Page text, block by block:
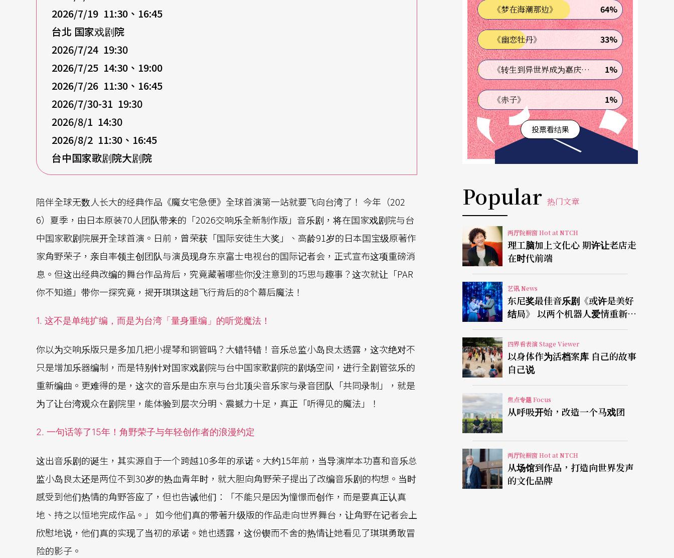
2026/7/19 11:30、16:45
台北 国家戏剧院
2026/7/24 19:30
2026/7/25 14:30、19:00
2026/7/26 11:30、16:45
2026/7/30-31 19:30
2026/8/1 14:30
2026/8/2 11:30、16:45
台中国家歌剧院大剧院
陪伴全球无数人长大的经典作品《魔女宅急便》全球首演第一站就要飞向台湾了！ 今年（202
6）夏季，由日本原装70人团队带来的「2026交响乐全新制作版」音乐剧，将在国家戏剧院与台
中国家歌剧院展开全球首演。日前，曾荣获「国际安徒生大奖」、高龄91岁的日本国宝级原著作
家角野荣子，亲自率领主创团队与演员现身东京富士电视台的国际记者会，正式宣布这项重磅消
息。但这出经典改编的舞台作品背后，究竟藏著哪些你没注意到的巧思与趣事？这次就让「PAR
你不知道」带你一探究竟，揭开琪琪这趟飞行背后的8个幕后魔法！
1. 这不是单纯扩编，而是为台湾「量身重编」的听觉魔法！
你以为交响乐版只是多加几把小提琴和铜管吗？大错特错！音乐总监小岛良太透露，这次绝对不
只是增加乐器编制，而是特别针对国家戏剧院与台中国家歌剧院的剧场空间，进行全剧管弦乐的
重新编曲。更难得的是，这次的音乐是由东京与台北顶尖音乐家与录音团队「共同录制」，就是
为了让台湾观众在剧院里，能体验到层次分明、震撼力十足，真正「听得见的魔法」！
2. 一句话等了15年！角野荣子与年轻创作者的浪漫约定
这出音乐剧的诞生，其实源自于一个跨越10多年的承诺。大约15年前，当导演岸本功喜和音乐总
监小岛良太还是两位不到30岁的热血青年时，就大胆向角野荣子提出了改编音乐剧的构想。当时
感受到他们热情的角野答应了，但也告诫他们：「不能只是因为憧憬而创作，而是要真正认真
地、持之以恒地完成作品。」 如今他们真的带著升级版的作品走向世界舞台，让角野在记者会上
欣慰地说，他们真的实现了当初的承诺。她也透露，这份锲而不舍的热情让她看见了琪琪勇敢冒
险的影子。
《梦在海潮那边》 64%
《幽恋牡丹》 33%
《转生到异世界成为嘉庆君—发现我的祖先是诈骗集团!?》 1%
《赤子》 1%
投票看结果
Popular 热门文章
两厅院橱窗 Hot at NTCH
理工脑加上文化心 期许让老店走
在时代前端
艺讯 News
东尼奖最佳音乐剧《或许是美好
结局》 以两个机器人爱情重新凝
视有限人生
四界看表演 Stage Viewer
以身体作为活档案库 自己的故事
自己说
焦点专题 Focus
从呼吸开始，改造一个马戏团
两厅院橱窗 Hot at NTCH
从场馆到作品，打造向世界发声
的文化品牌